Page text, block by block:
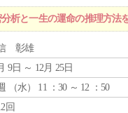
析と一生の運命の推理方法
彰雄
9日 ～ 12月 25日
（水） 11 ：30 ～ 12 ：50
回